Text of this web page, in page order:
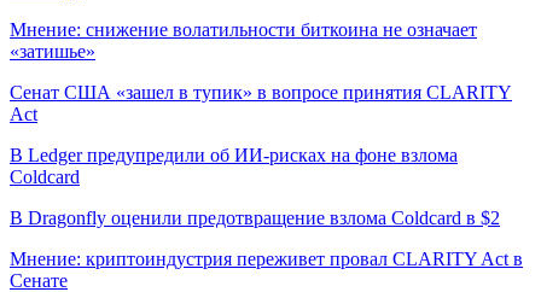
Мнение: снижение волатильности биткоина не означает
«затишье»
Сенат США «зашел в тупик» в вопросе принятия CLARITY
Act
В Ledger предупредили об ИИ-рисках на фоне взлома
Coldcard
В Dragonfly оценили предотвращение взлома Coldcard в $2
Мнение: криптоиндустрия переживет провал CLARITY Act в
Сенате